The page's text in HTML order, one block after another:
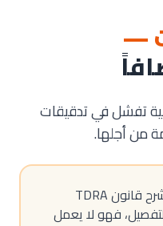
—
تفشل في تدقيقات
إذا لم يستطع البائع شرح قانون TDRA
رقم 45 لعام 2021 بالتفصيل، فهو لا يعمل